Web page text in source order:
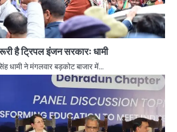
है ट्रिपल इंजन सरकारः धामी
धामी ने मंगलवार बड़कोट बाजार में…